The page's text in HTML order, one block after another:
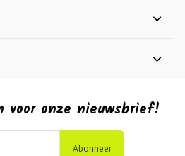
onze nieuwsbrief!
Abonneer